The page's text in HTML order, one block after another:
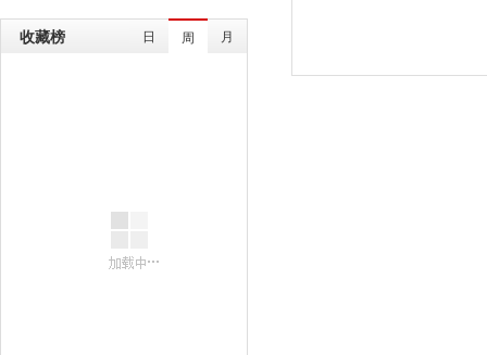
收藏榜 日 周 月